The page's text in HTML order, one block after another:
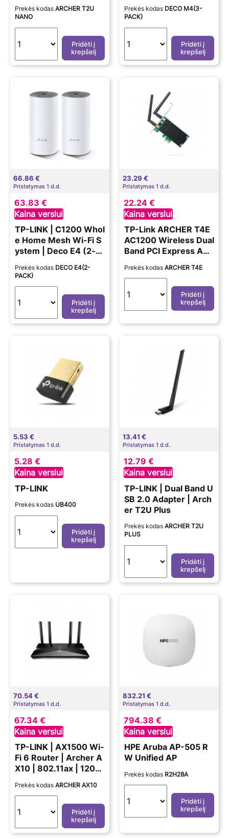
Prekės kodas ARCHER T2U
NANO
Pridėti į
krepšelį
02.11ac | 300+867 M
bit/s | 10/100/1000 M
(RJ-45) ports 2 | Mes
h Support Yes | MU-M
iMO Yes | No mobile b
roadband | Antenna ty
Prekės kodas DECO M4(3-
PACK)
Pridėti į
krepšelį
66.86 €
Pristatymas 1 d.d.
63.83 €
Kaina verslui
TP-LINK | C1200 Whol
e Home Mesh Wi-Fi S
ystem | Deco E4 (2-p
ack) | 802.11ac | 867+
300 Mbit/s | 10/100 M
(RJ-45) ports 2 | Mes
h Support Yes | MU-M
iMO Yes | No mobile b
roadband | Antenna ty
Prekės kodas DECO E4(2-
PACK)
Pridėti į
krepšelį
23.29 €
Pristatymas 1 d.d.
22.24 €
Kaina verslui
TP-Link ARCHER T4E
AC1200 Wireless Dual
Band PCI Express Ada
Prekės kodas ARCHER T4E
Pridėti į
krepšelį
5.53 €
Pristatymas 1 d.d.
5.28 €
Kaina verslui
TP-LINK
Prekės kodas UB400
Pridėti į
krepšelį
13.41 €
Pristatymas 1 d.d.
12.79 €
Kaina verslui
TP-LINK | Dual Band U
SB 2.0 Adapter | Arch
er T2U Plus
Prekės kodas ARCHER T2U
PLUS
Pridėti į
krepšelį
70.54 €
Pristatymas 1 d.d.
67.34 €
Kaina verslui
TP-LINK | AX1500 Wi-
Fi 6 Router | Archer A
X10 | 802.11ax | 1201+
000 Mbit/s | Ethernet
Mesh Support No | M
U-MiMO Yes | No mob
ile broadband | Anten
Prekės kodas ARCHER AX10
Pridėti į
krepšelį
832.21 €
Pristatymas 1 d.d.
794.38 €
Kaina verslui
HPE Aruba AP-505 R
W Unified AP
Prekės kodas R2H28A
Pridėti į
krepšelį